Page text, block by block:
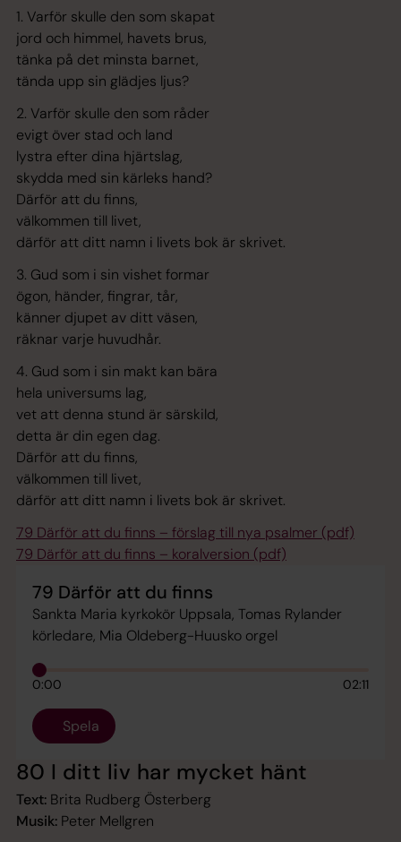
1. Varför skulle den som skapat
jord och himmel, havets brus,
tänka på det minsta barnet,
tända upp sin glädjes ljus?
2. Varför skulle den som råder
evigt över stad och land
lystra efter dina hjärtslag,
skydda med sin kärleks hand?
Därför att du finns,
välkommen till livet,
därför att ditt namn i livets bok är skrivet.
3. Gud som i sin vishet formar
ögon, händer, fingrar, tår,
känner djupet av ditt väsen,
räknar varje huvudhår.
4. Gud som i sin makt kan bära
hela universums lag,
vet att denna stund är särskild,
detta är din egen dag.
Därför att du finns,
välkommen till livet,
därför att ditt namn i livets bok är skrivet.
79 Därför att du finns – förslag till nya psalmer (pdf)
79 Därför att du finns – koralversion (pdf)
79 Därför att du finns
Sankta Maria kyrkokör Uppsala, Tomas Rylander
körledare, Mia Oldeberg-Huusko orgel
0:00 02:11
Spela
80 I ditt liv har mycket hänt
Text: Brita Rudberg Österberg
Musik: Peter Mellgren